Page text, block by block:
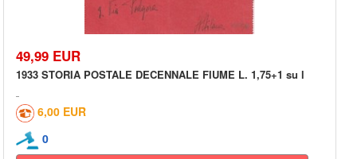
49,99 EUR
1933 STORIA POSTALE DECENNALE FIUME L. 1,75+1 su l
6,00 EUR
0